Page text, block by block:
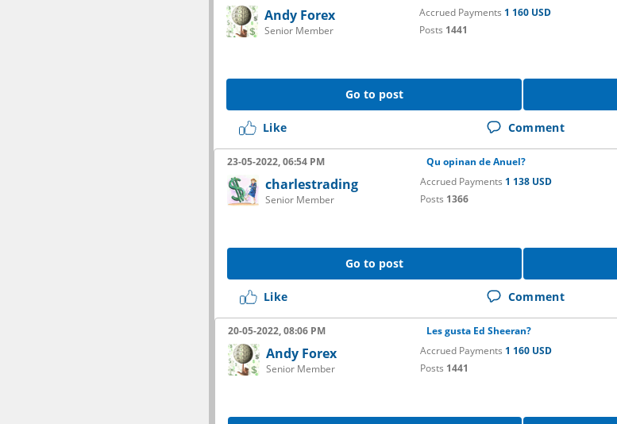
Andy Forex
Senior Member
Accrued Payments 1 160 USD
Posts 1441
Go to post
Like Comment
23-05-2022, 06:54 PM Qu opinan de Anuel?
charlestrading
Senior Member
Accrued Payments 1 138 USD
Posts 1366
Go to post
Like Comment
20-05-2022, 08:06 PM Les gusta Ed Sheeran?
Andy Forex
Senior Member
Accrued Payments 1 160 USD
Posts 1441